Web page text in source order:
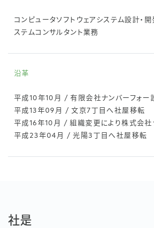
コンピュータソフトウェアシステム設計・
ステムコンサルタント業務
沿革
平成10年10月 / 有限会社ナンバーフォー
平成13年09月 / 文京7丁目へ社屋移転
平成16年10月 / 組織変更により株式会社
平成23年04月 / 光陽3丁目へ社屋移転
社是